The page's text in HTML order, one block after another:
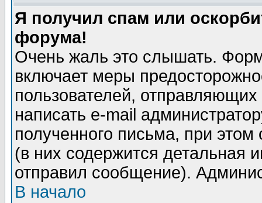
Я получил спам или
форума!
Очень жаль это слышать.
включает меры
пользователей,
написать e-mail
полученного письма, при этом
(в них содержится детальная
отправил сообщение).
В начало